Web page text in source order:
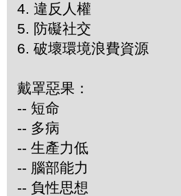
4. 違反人權
5. 防礙社交
6. 破壞環境浪費資源
戴罩惡果：
-- 短命
-- 多病
-- 生產力低
-- 腦部能力
-- 負性思想